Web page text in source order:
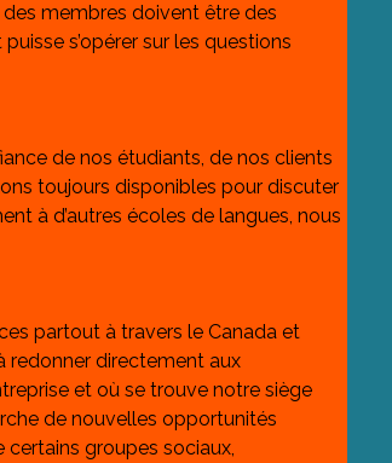
des membres doivent être des
s’opérer sur les questions
de nos étudiants, de nos clients
toujours disponibles pour discuter
à d’autres écoles de langues, nous
partout à travers le Canada et
redonner directement aux
et où se trouve notre siège
de nouvelles opportunités
groupes sociaux,